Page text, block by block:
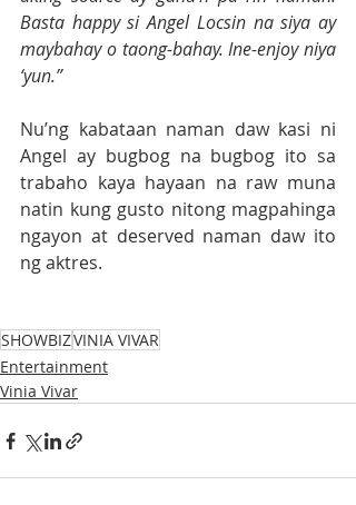
Basta happy si Angel Locsin na siya ay
maybahay o taong-bahay. Ine-enjoy niya
‘yun.”
Nu’ng kabataan naman daw kasi ni
Angel ay bugbog na bugbog ito sa
trabaho kaya hayaan na raw muna
natin kung gusto nitong magpahinga
ngayon at deserved naman daw ito
ng aktres.
SHOWBIZVINIA VIVAR
Entertainment
Vinia Vivar